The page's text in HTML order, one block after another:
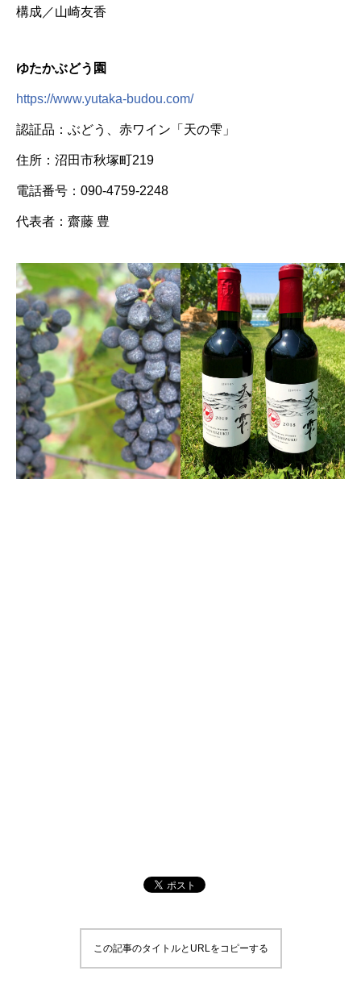
構成／山崎友香
ゆたかぶどう園
https://www.yutaka-budou.com/
認証品：ぶどう、赤ワイン「天の雫」
住所：沼田市秋塚町219
電話番号：090-4759-2248
代表者：齋藤 豊
この記事のタイトルとURLをコピーする